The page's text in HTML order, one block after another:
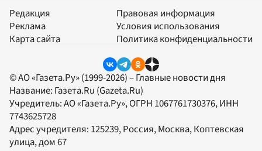
Редакция
Реклама
Карта сайта
Правовая информация
Условия использования
Политика конфиденциальности
© АО «Газета.Ру» (1999-2026) – Главные новости дня
Название: Газета.Ru (Gazeta.Ru)
Учредитель:АО «Газета.Ру», ОГРН 1067761730376, ИНН
7743625728
Адрес учредителя: 125239, Россия, Москва, Коптевская
улица, дом 67